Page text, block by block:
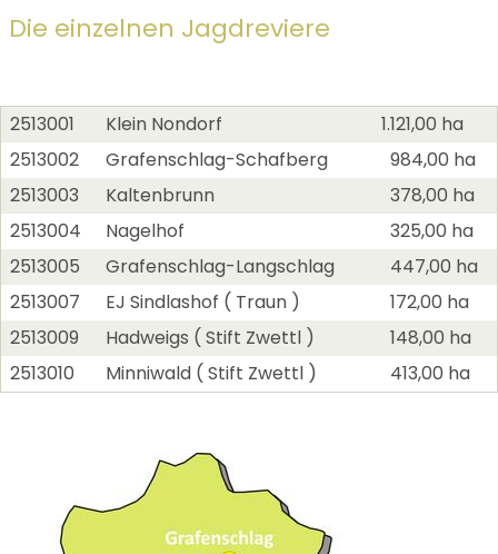
Die einzelnen Jagdreviere
2513001 Klein Nondorf
1.121,00 ha
2513002
Grafenschlag-Schafberg
984,00 ha
2513003
Kaltenbrunn
378,00 ha
2513004
Nagelhof
325,00 ha
2513005
Grafenschlag-Langschlag
447,00 ha
2513007
EJ Sindlashof ( Traun )
172,00 ha
2513009
Hadweigs ( Stift Zwettl )
148,00 ha
2513010
Minniwald ( Stift Zwettl ) 413,00 ha